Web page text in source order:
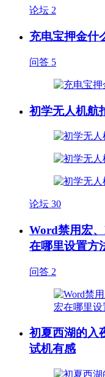
论坛 2
充电宝押金什
问答 5
初学无人机航
论坛 30
Word禁用宏
在哪里设置方
问答 2
初夏西湖的入
试机有感